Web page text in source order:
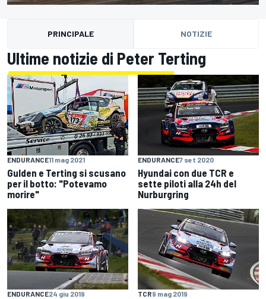
PRINCIPALE NOTIZIE
Ultime notizie di Peter Terting
ENDURANCE11 mag 2021
Gulden e Terting si scusano
per il botto: "Potevamo
morire"
ENDURANCE7 set 2020
Hyundai con due TCR e
sette piloti alla 24h del
Nurburgring
ENDURANCE24 giu 2019 TCR9 mag 2019